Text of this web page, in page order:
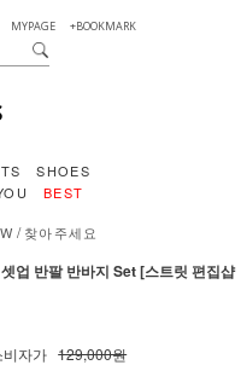
MYPAGE +BOOKMARK
SHOES
BEST
/찾아주세요
반팔 반바지 Set [스트릿 편집샵
비자가 129,000원